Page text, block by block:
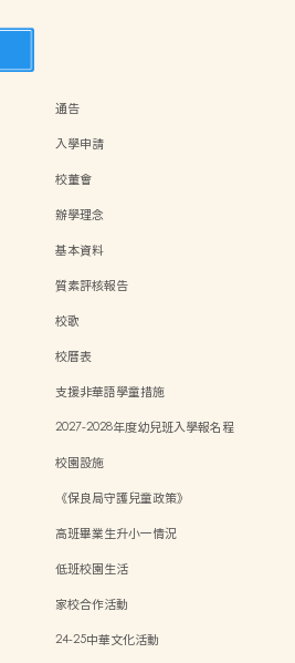
通告
入學申請
校董會
辦學理念
基本資料
質素評核報告
校歌
校曆表
支援非華語學童措施
2027-2028年度幼兒班入學報名程
校園設施
《保良局守護兒童政策》
高班畢業生升小一情況
低班校園生活
家校合作活動
24-25中華文化活動